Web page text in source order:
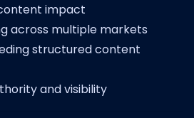
impact
across multiple markets
structured content
and visibility